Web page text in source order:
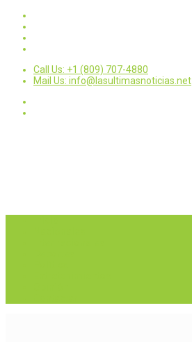
Call Us: +1 (809) 707-4880
Mail Us: info@lasultimasnoticias.net